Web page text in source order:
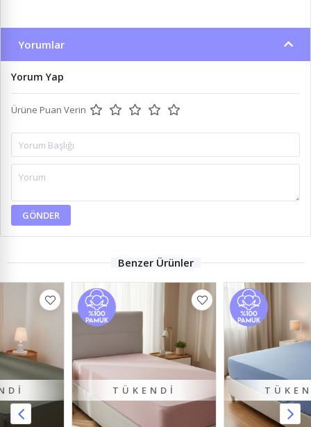
Yorumlar
Yorum Yap
Ürüne Puan Verin
GÖNDER
Benzer Ürünler
TÜKENDI TÜKENDI